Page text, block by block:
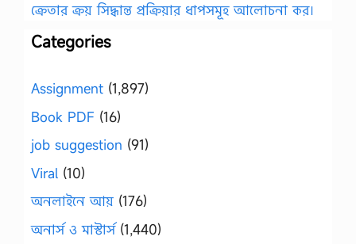
ক্রেতার ক্রয় সিদ্ধান্ত প্রক্রিয়ার ধাপসমূহ আলোচনা কর।
Categories
Assignment (1,897)
Book PDF (16)
job suggestion (91)
Viral (10)
অনলাইনে আয় (176)
অনার্স ও মাস্টার্স(1,440)